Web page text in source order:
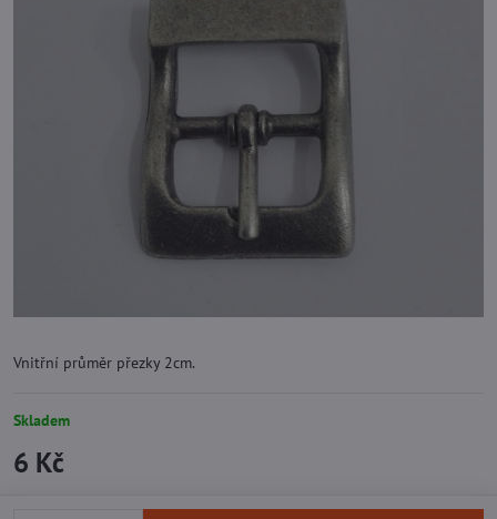
Vnitřní průměr přezky 2cm.
Skladem
6 Kč